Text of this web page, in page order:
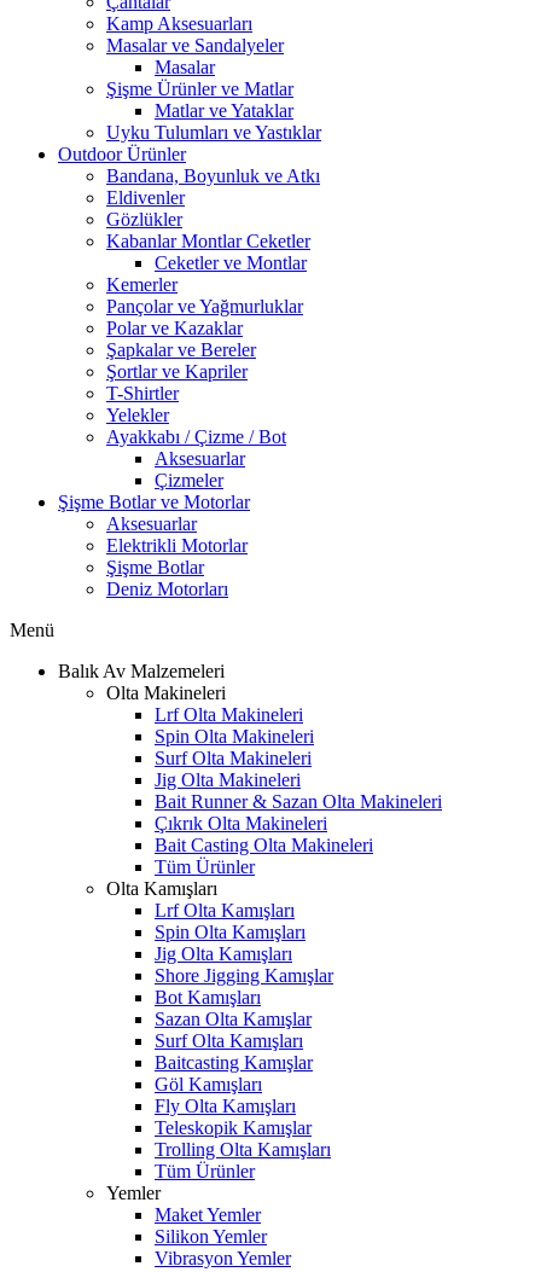
Kamp Aksesuarları
Masalar ve Sandalyeler
Masalar
Şişme Ürünler ve Matlar
Matlar ve Yataklar
Uyku Tulumları ve Yastıklar
Outdoor Ürünler
Bandana, Boyunluk ve Atkı
Eldivenler
Gözlükler
Kabanlar Montlar Ceketler
Ceketler ve Montlar
Kemerler
Pançolar ve Yağmurluklar
Polar ve Kazaklar
Şapkalar ve Bereler
Şortlar ve Kapriler
T-Shirtler
Yelekler
Ayakkabı / Çizme / Bot
Aksesuarlar
Çizmeler
Şişme Botlar ve Motorlar
Aksesuarlar
Elektrikli Motorlar
Şişme Botlar
Deniz Motorları
Menü
Balık Av Malzemeleri
Olta Makineleri
Lrf Olta Makineleri
Spin Olta Makineleri
Surf Olta Makineleri
Jig Olta Makineleri
Bait Runner & Sazan Olta Makineleri
Çıkrık Olta Makineleri
Bait Casting Olta Makineleri
Tüm Ürünler
Olta Kamışları
Lrf Olta Kamışları
Spin Olta Kamışları
Jig Olta Kamışları
Shore Jigging Kamışlar
Bot Kamışları
Sazan Olta Kamışlar
Surf Olta Kamışları
Baitcasting Kamışlar
Göl Kamışları
Fly Olta Kamışları
Teleskopik Kamışlar
Trolling Olta Kamışları
Tüm Ürünler
Yemler
Maket Yemler
Silikon Yemler
Vibrasyon Yemler